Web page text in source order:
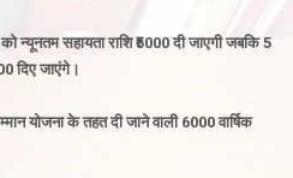
न्यूनतम सहायता राशि ₹5000 दी जाएगी जबकि 5
दिए जाएंगे।
योजना के तहत दी जाने वाली 6000 वार्षिक